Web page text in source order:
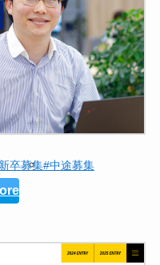
卒募集#中途募集